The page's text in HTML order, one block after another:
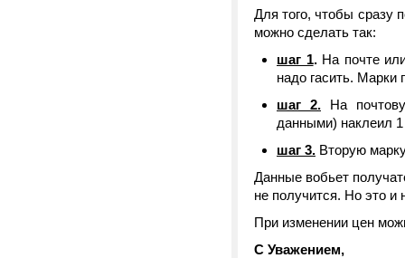
Для того, чтобы сразу
можно сделать так:
шаг 1.На почте
надо гасить. Марки
шаг 2. На
данными) наклеил
шаг 3. Вторую
Данные вобьет
не получится. Но это
При изменении цен
С Уважением,